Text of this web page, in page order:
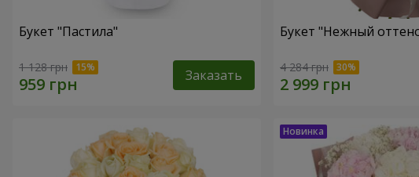
Букет "Пастила"
1 128 грн Заказать
Букет "Нежный
4 284 грн